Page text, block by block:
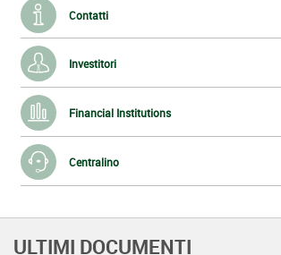
Contatti
Investitori
Financial Institutions
Centralino
ULTIMI DOCUMENTI